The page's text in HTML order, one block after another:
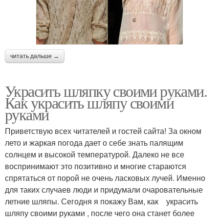
читать дальше →
Украсить шляпку своими руками.
Как украсить шляпу своими
руками
Приветствую всех читателей и гостей сайта! За окном
лето и жаркая погода дает о себе знать палящим
солнцем и высокой температурой. Далеко не все
воспринимают это позитивно и многие стараются
спрятаться от порой не очень ласковых лучей. Именно
для таких случаев люди и придумали очаровательные
летние шляпы. Сегодня я покажу Вам, как украсить
шляпу своими руками , после чего она станет более